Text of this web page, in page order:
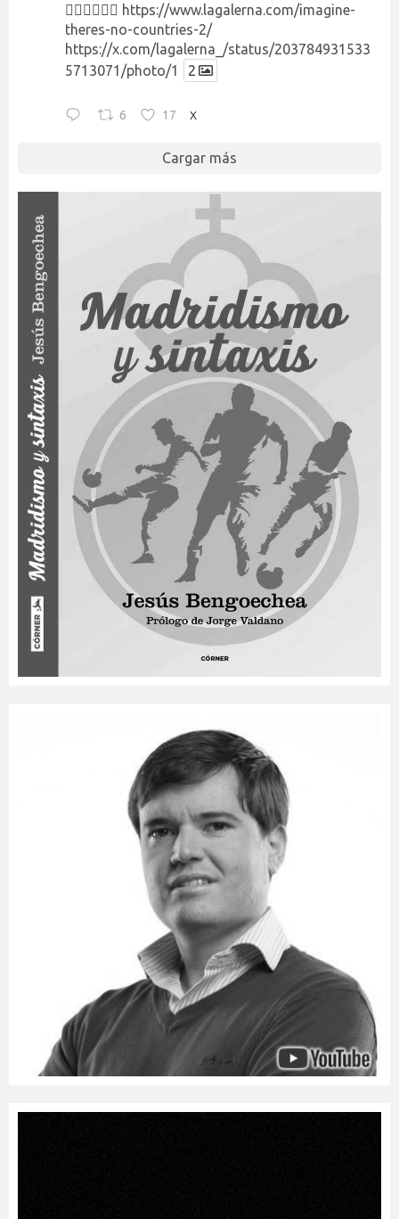
👉🏻👉🏻👉🏻 https://www.lagalerna.com/imagine-
theres-no-countries-2/
https://x.com/lagalerna_/status/203784931533
5713071/photo/1
2
6 17 X
Cargar más